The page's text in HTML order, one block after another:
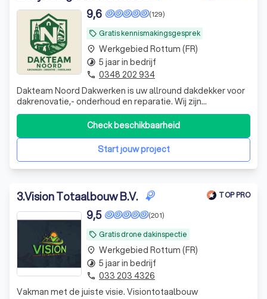
local_offer Gratis kennismakingsgesprek
(129)
9,6
Dakteam Noord Dakwerken is uw allround dakdekker voor
dakrenovatie,- onderhoud en reparatie. Wij zijn
gespecialiseerd in alle daken en voeren alle
werkzaamheden uit. Ook zijn wij gespecialiseerd in : -
Platte daken renoveren/repararen - Hellende daken
renoveren/repararen - Pannen daken renoveren/r
Start jouw project
Check beschikbaarheid
place Werkgebied Rottum (FR)
timelapse 5 jaar in bedrijf
phone 0348 202 934
3.Vision Totaalbouw B.V. TOP PRO
local_offer Gratis drone dakinspectie
(201)
9,5
Vakman met de juiste visie. Visiontotaalbouw
place Werkgebied Rottum (FR)
timelapse 5 jaar in bedrijf
phone 033 203 4326